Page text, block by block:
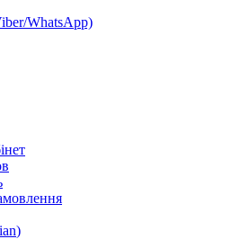
WhatsApp)
)